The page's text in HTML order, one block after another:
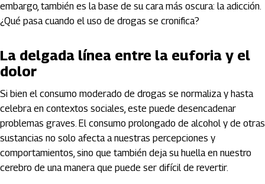
embargo, también es la base de su cara más oscura: la adicción.
¿Qué pasa cuando el uso de drogas se cronifica?
La delgada línea entre la euforia y el
dolor
Si bien el consumo moderado de drogas se normaliza y hasta
celebra en contextos sociales, este puede desencadenar
problemas graves. El consumo prolongado de alcohol y de otras
sustancias no solo afecta a nuestras percepciones y
comportamientos, sino que también deja su huella en nuestro
cerebro de una manera que puede ser difícil de revertir.